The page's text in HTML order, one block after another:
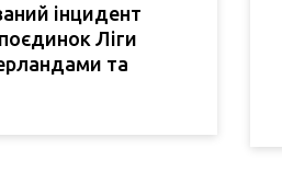
інцидент
Ліги
та